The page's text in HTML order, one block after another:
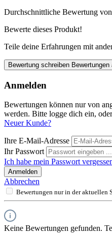
Durchschnittliche Bewertung
Bewerte dieses Produkt!
Teile deine Erfahrungen mit
Bewertung schreiben Bewertungen
Anmelden
Bewertungen können nur von
werden. Bitte logge dich ein,
Neuer Kunde?
Ihre E-Mail-Adresse
Ihr Passwort
Ich habe mein Passwort
Anmelden
Abbrechen
Bewertungen nur in der aktuellen
Keine Bewertungen gefunden.